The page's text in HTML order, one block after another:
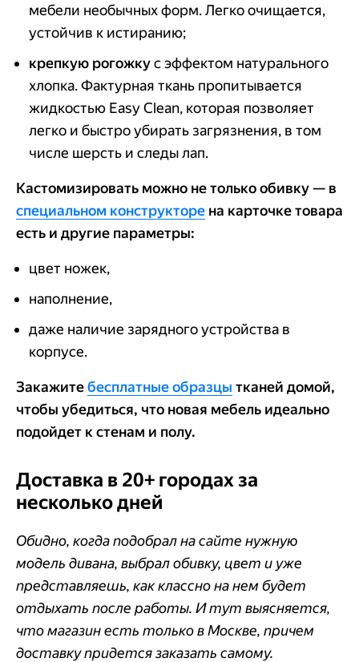
мебели необычных форм. Легко очищается,
устойчив к истиранию;
крепкую рогожкус эффектом натурального
хлопка. Фактурная ткань пропитывается
жидкостью Easy Clean, которая позволяет
легко и быстро убирать загрязнения, в том
числе шерсть и следы лап.
Кастомизировать можно не только обивку — в
специальном конструкторе на карточке товара
есть и другие параметры:
цвет ножек,
наполнение,
даже наличие зарядного устройства в
корпусе.
Закажитебесплатные образцы тканей домой,
чтобы убедиться, что новая мебель идеально
подойдет к стенам и полу.
Доставка в 20+ городах за
несколько дней
Обидно, когда подобрал на сайте нужную
модель дивана, выбрал обивку, цвет и уже
представляешь, как классно на нем будет
отдыхать после работы. И тут выясняется,
что магазин есть только в Москве, причем
доставку придется заказать самому.